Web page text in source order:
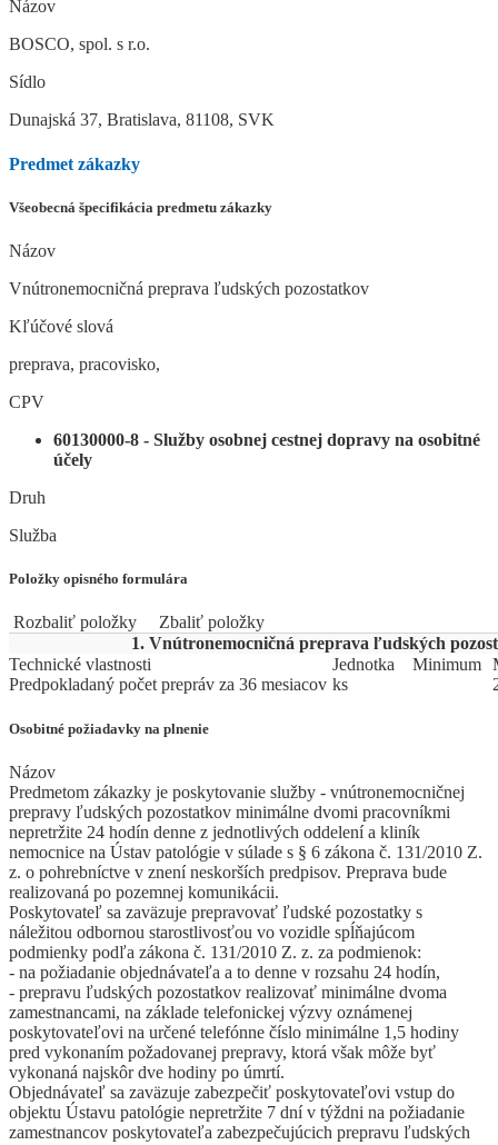
Názov
BOSCO, spol. s r.o.
Sídlo
Dunajská 37, Bratislava, 81108, SVK
Predmet zákazky
Všeobecná špecifikácia predmetu zákazky
Názov
Vnútronemocničná preprava ľudských pozostatkov
Kľúčové slová
preprava, pracovisko,
CPV
60130000-8 - Služby osobnej cestnej dopravy na osobitné
účely
Druh
Služba
Položky opisného formulára
Rozbaliť položky
Zbaliť položky
1. Vnútronemocničná preprava ľudských
Technické vlastnosti
Jed­not­ka Mi­ni­mum
Predpokladaný počet prepráv za 36 mesiacov ks
Osobitné požiadavky na plnenie
Názov
Predmetom zákazky je poskytovanie služby - vnútronemocničnej
prepravy ľudských pozostatkov minimálne dvomi pracovníkmi
nepretržite 24 hodín denne z jednotlivých oddelení a kliník
nemocnice na Ústav patológie v súlade s § 6 zákona č. 131/2010 Z.
z. o pohrebníctve v znení neskorších predpisov. Preprava bude
realizovaná po pozemnej komunikácii.
Poskytovateľ sa zaväzuje prepravovať ľudské pozostatky s
náležitou odbornou starostlivosťou vo vozidle spĺňajúcom
podmienky podľa zákona č. 131/2010 Z. z. za podmienok:
- na požiadanie objednávateľa a to denne v rozsahu 24 hodín,
- prepravu ľudských pozostatkov realizovať minimálne dvoma
zamestnancami, na základe telefonickej výzvy oznámenej
poskytovateľovi na určené telefónne číslo minimálne 1,5 hodiny
pred vykonaním požadovanej prepravy, ktorá však môže byť
vykonaná najskôr dve hodiny po úmrtí.
Objednávateľ sa zaväzuje zabezpečiť poskytovateľovi vstup do
objektu Ústavu patológie nepretržite 7 dní v týždni na požiadanie
zamestnancov poskytovateľa zabezpečujúcich prepravu ľudských